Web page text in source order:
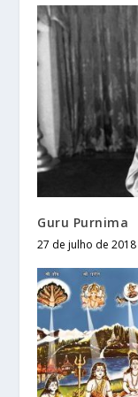
Guru Purnima
27 de julho de 2018